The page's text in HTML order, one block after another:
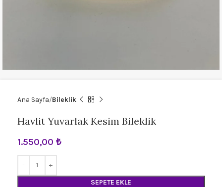
Ana Sayfa Bileklik
Havlit Yuvarlak Kesim Bileklik
1.550,00 ₺
SEPETE EKLE